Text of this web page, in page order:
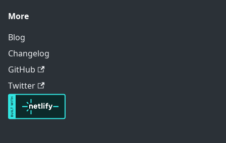
More
Blog
Changelog
GitHub
Twitter